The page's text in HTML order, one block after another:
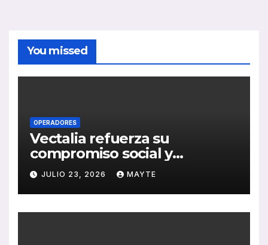
You missed
OPERADORES
Vectalia refuerza su
compromiso social y
medioambiental con la
publicación de su Memoria
de RSC 2025
JULIO 23, 2026 MAYTE